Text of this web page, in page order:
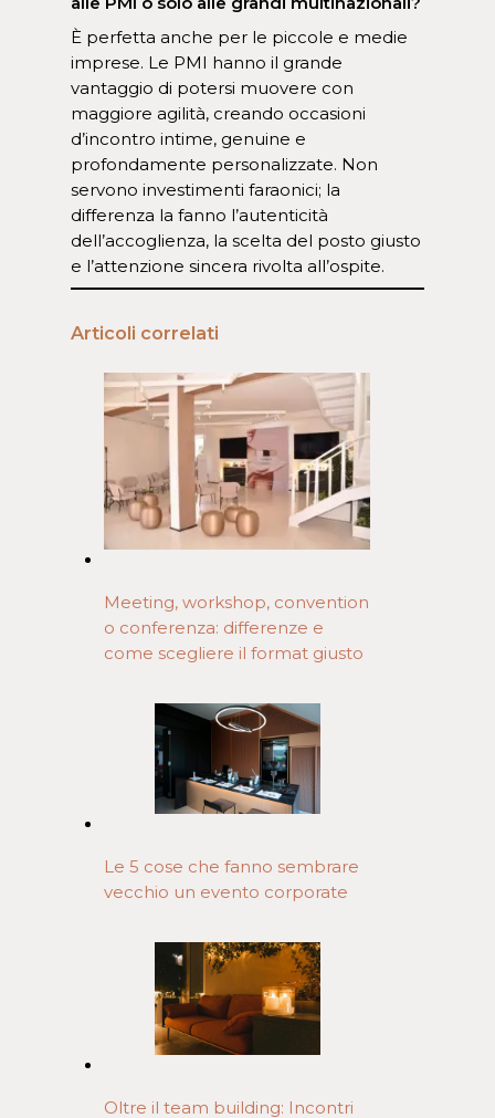
È perfetta anche per le piccole e medie
imprese. Le PMI hanno il grande
vantaggio di potersi muovere con
maggiore agilità, creando occasioni
d’incontro intime, genuine e
profondamente personalizzate. Non
servono investimenti faraonici; la
differenza la fanno l’autenticità
dell’accoglienza, la scelta del posto giusto
e l’attenzione sincera rivolta all’ospite.
Articoli correlati
Meeting, workshop, convention
o conferenza: differenze e
come scegliere il format giusto
Le 5 cose che fanno sembrare
vecchio un evento corporate
Oltre il team building: Incontri